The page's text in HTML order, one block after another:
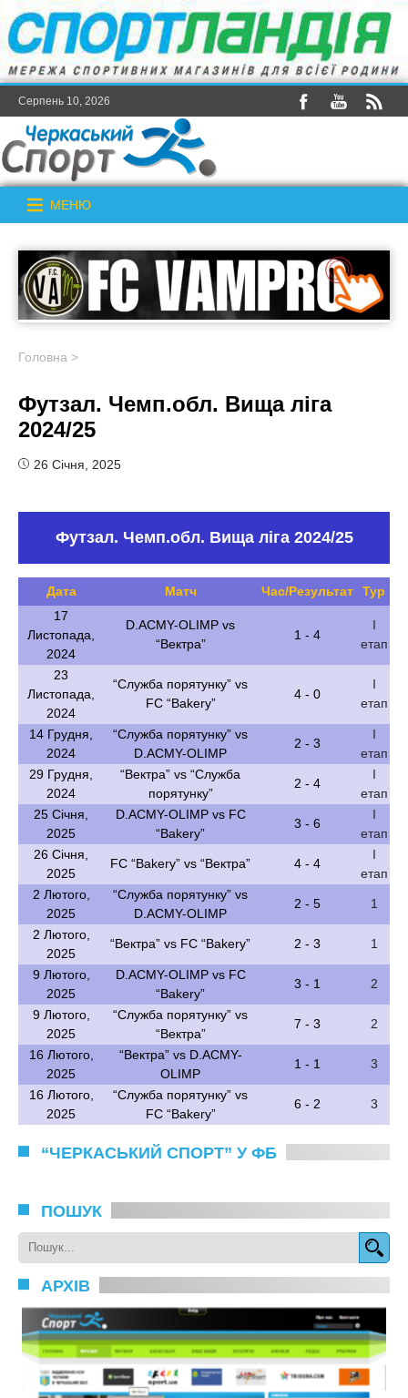
Серпень 10, 2026
МЕНЮ
Головна >
Футзал. Чемп.обл. Вища ліга
2024/25
26 Січня, 2025
Футзал. Чемп.обл. Вища ліга 2024/25
Дата Матч Час/Результат
Тур
17
Листопада,
2024
D.ACMY-OLIMP vs
“Вектра”
1 - 4
І
етап
23
Листопада,
2024
“Служба порятунку” vs
FC “Bakery”
4 - 0
І
етап
14 Грудня,
2024
“Служба порятунку” vs
D.ACMY-OLIMP
2 - 3
І
етап
29 Грудня,
2024
“Вектра” vs “Служба
порятунку”
2 - 4
І
етап
25 Січня,
2025
D.ACMY-OLIMP vs FC
“Bakery”
3 - 6
І
етап
26 Січня,
2025
FC “Bakery” vs “Вектра” 4 - 4
І
етап
2 Лютого,
2025
“Служба порятунку” vs
D.ACMY-OLIMP
2 - 5 1
2 Лютого,
2025
“Вектра” vs FC “Bakery” 2 - 3 1
9 Лютого,
2025
D.ACMY-OLIMP vs FC
“Bakery”
3 - 1 2
9 Лютого,
2025
“Служба порятунку” vs
“Вектра”
7 - 3 2
16 Лютого,
2025
“Вектра” vs D.ACMY-
OLIMP
1 - 1 3
16 Лютого,
2025
“Служба порятунку” vs
FC “Bakery”
6 - 2 3
“ЧЕРКАСЬКИЙ СПОРТ” У ФБ
ПОШУК
АРХІВ